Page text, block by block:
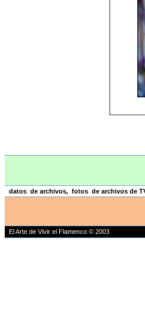
datos de archivos, fotos de archivos de
El Arte de Vivir el Flamenco © 2003